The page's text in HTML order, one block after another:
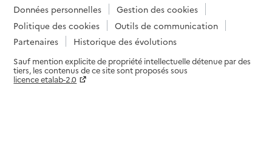
Données personnelles
Gestion des cookies
Politique des cookies
Outils de communication
Partenaires
Historique des évolutions
Sauf mention explicite de propriété intellectuelle détenue par des
tiers, les contenus de ce site sont proposés sous
licence etalab-2.0